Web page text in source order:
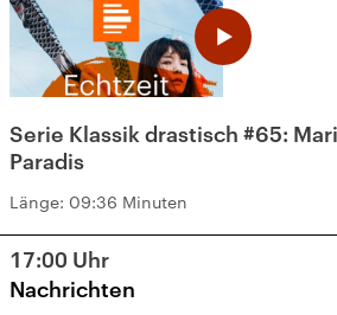
Serie Klassik drastisch #65:
Paradis
Länge: 09:36 Minuten
17:00 Uhr
Nachrichten